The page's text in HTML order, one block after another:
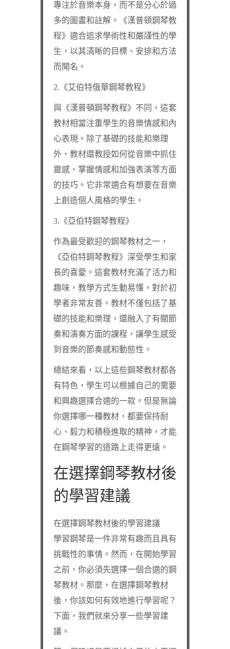
專注於音樂本身，而不是分心於過
多的圖畫和註解。《漢普頓鋼琴教
程》適合追求學術性和嚴謹性的學
生，以其清晰的目標、安排和方法
而聞名。
2.《艾伯特俄華鋼琴教程》
與《漢普頓鋼琴教程》不同，這套
教材相當注重學生的音樂情感和內
心表現。除了基礎的技能和樂理
外，教材還教授如何從音樂中抓住
靈感、掌握情感和加強表演等方面
的技巧。它非常適合有想要在音樂
上創造個人風格的學生。
3.《亞伯特鋼琴教程》
作為最受歡迎的鋼琴教材之一，
《亞伯特鋼琴教程》深受學生和家
長的喜愛。這套教材充滿了活力和
趣味，教學方式生動易懂，對於初
學者非常友善。教材不僅包括了基
礎的技能和樂理，還融入了有關節
奏和演奏方面的課程，讓學生感受
到音樂的節奏感和動態性。
總結來看，以上這些鋼琴教材都各
有特色，學生可以根據自己的需要
和興趣選擇合適的一款。但是無論
你選擇哪一種教材，都要保持耐
心、毅力和積極進取的精神，才能
在鋼琴學習的道路上走得更遠。
在選擇鋼琴教材後
的學習建議
在選擇鋼琴教材後的學習建議
學習鋼琴是一件非常有趣而且具有
挑戰性的事情。然而，在開始學習
之前，你必須先選擇一個合適的鋼
琴教材。那麼，在選擇鋼琴教材
後，你該如何有效地進行學習呢？
下面，我們就來分享一些學習建
議。